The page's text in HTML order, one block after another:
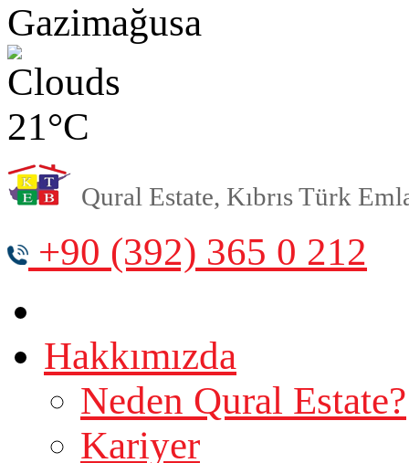
Gazimağusa
21°C
Qural Estate, Kıbrıs Türk
+90 (392) 365 0 212
Hakkımızda
Neden Qural Estate?
Kariyer